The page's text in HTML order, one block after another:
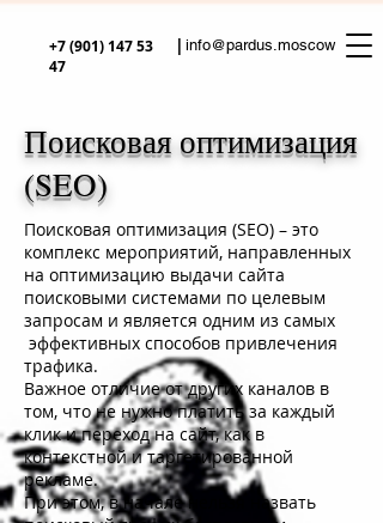
+7 (901) 147 53
47
| info@pardus.moscow
Поисковая оптимизация
(SEO)
Поисковая оптимизация (SEO) – это
комплекс мероприятий, направленных
на оптимизацию выдачи сайта
поисковыми системами по целевым
запросам и является одним из самых
эффективных способов привлечения
трафика.
Важное отличие от других каналов в
том, что не нужно платить за каждый
клик и переход на сайт, как в
контекстной и таргетированной
рекламе.
При этом, в начале нельзя назвать